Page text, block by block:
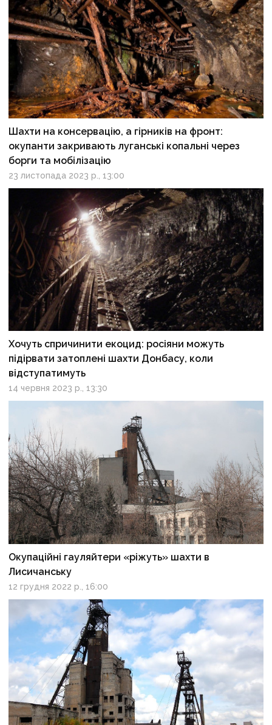
Шахти на консервацію, а гірників на фронт:
окупанти закривають луганські копальні через
борги та мобілізацію
23 листопада 2023 р., 13:00
Хочуть спричинити екоцид: росіяни можуть
підірвати затоплені шахти Донбасу, коли
відступатимуть
14 червня 2023 р., 13:30
Окупаційні гауляйтери «ріжуть» шахти в
Лисичанську
12 грудня 2022 р., 16:00